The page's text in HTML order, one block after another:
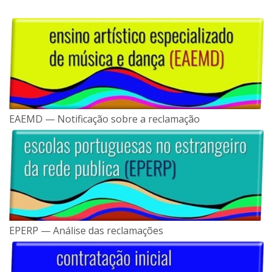
EAEMD — Notificação sobre a reclamação
EPERP — Análise das reclamações